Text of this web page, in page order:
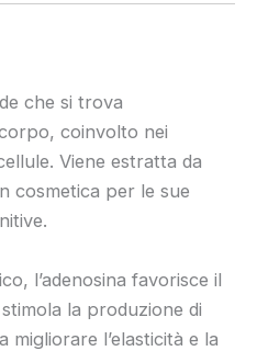
che si trova
coinvolto nei
Viene estratta da
cosmetica per le sue
l’adenosina favorisce il
la produzione di
l’elasticità e la